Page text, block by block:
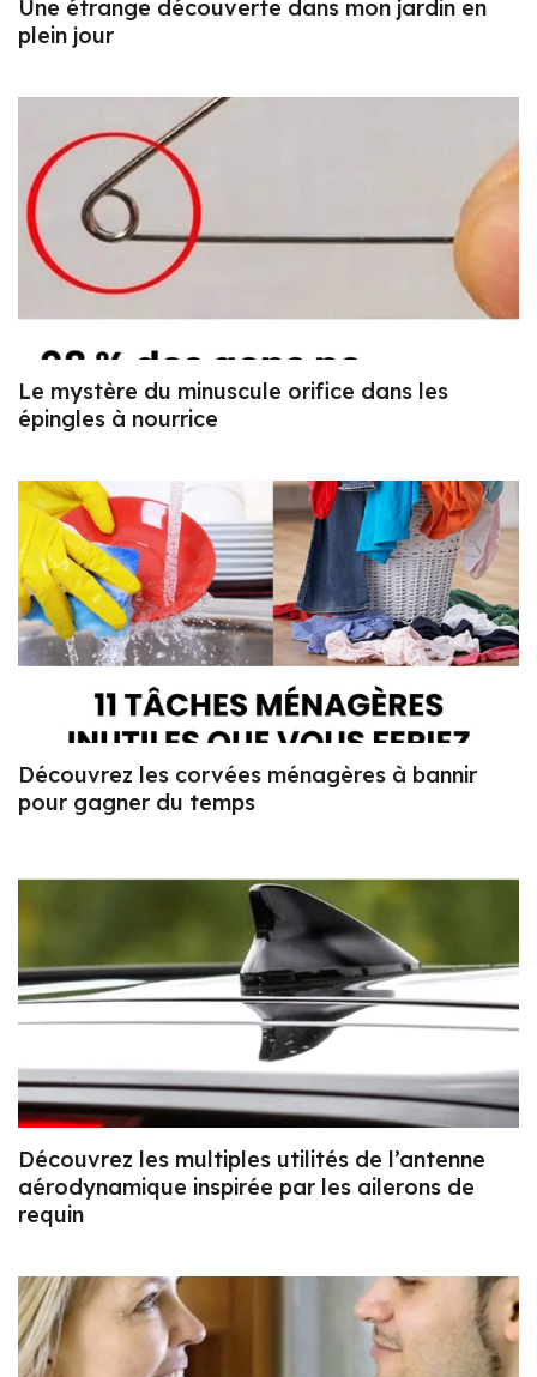
Une étrange découverte dans mon jardin en
plein jour
Le mystère du minuscule orifice dans les
épingles à nourrice
Découvrez les corvées ménagères à bannir
pour gagner du temps
Découvrez les multiples utilités de l’antenne
aérodynamique inspirée par les ailerons de
requin